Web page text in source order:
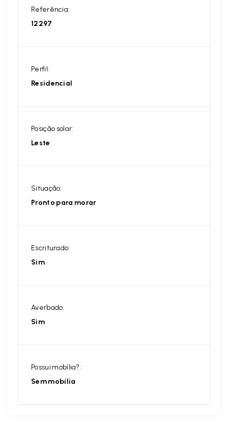
Referência:
12297
Perfil:
Residencial
Posição solar:
Leste
Situação:
Pronto para morar
Escriturado:
Sim
Averbado:
Sim
Possui mobília?:
Sem mobília